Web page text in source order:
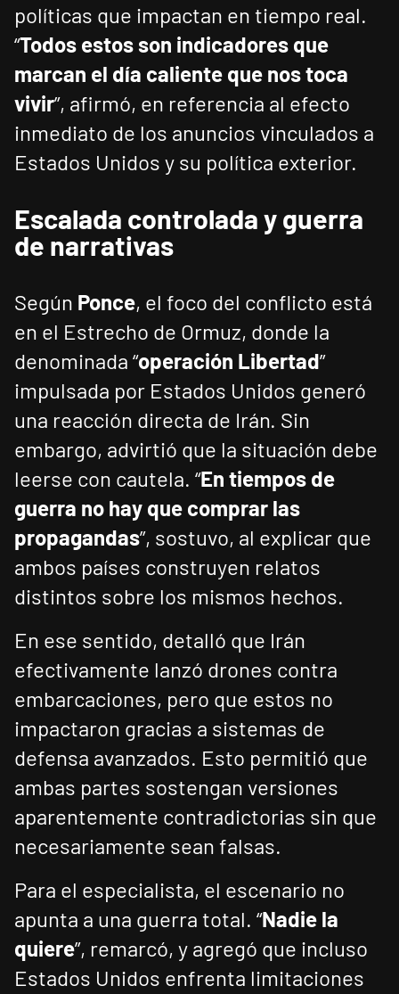
políticas que impactan en tiempo real.
“Todos estos son indicadores que
marcan el día caliente que nos toca
vivir”, afirmó, en referencia al efecto
inmediato de los anuncios vinculados a
Estados Unidos y su política exterior.
Escalada controlada y guerra
de narrativas
Según Ponce, el foco del conflicto está
en el Estrecho de Ormuz, donde la
denominada “operación Libertad”
impulsada por Estados Unidos generó
una reacción directa de Irán. Sin
embargo, advirtió que la situación debe
leerse con cautela. “En tiempos de
guerra no hay que comprar las
propagandas”, sostuvo, al explicar que
ambos países construyen relatos
distintos sobre los mismos hechos.
En ese sentido, detalló que Irán
efectivamente lanzó drones contra
embarcaciones, pero que estos no
impactaron gracias a sistemas de
defensa avanzados. Esto permitió que
ambas partes sostengan versiones
aparentemente contradictorias sin que
necesariamente sean falsas.
Para el especialista, el escenario no
apunta a una guerra total. “Nadie la
quiere”, remarcó, y agregó que incluso
Estados Unidos enfrenta limitaciones